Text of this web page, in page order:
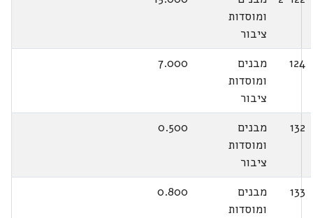
ומוסדות
ציבור
124
מבנים
ומוסדות
ציבור
7.000
132
מבנים
ומוסדות
ציבור
0.500
133
מבנים
ומוסדות
0.800